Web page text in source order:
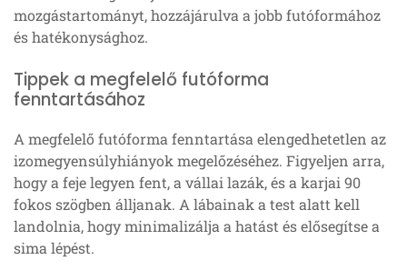
mozgástartományt, hozzájárulva a jobb futóformához
és hatékonysághoz.
Tippek a megfelelő futóforma
fenntartásához
A megfelelő futóforma fenntartása elengedhetetlen az
izomegyensúlyhiányok megelőzéséhez. Figyeljen arra,
hogy a feje legyen fent, a vállai lazák, és a karjai 90
fokos szögben álljanak. A lábainak a test alatt kell
landolnia, hogy minimalizálja a hatást és elősegítse a
sima lépést.